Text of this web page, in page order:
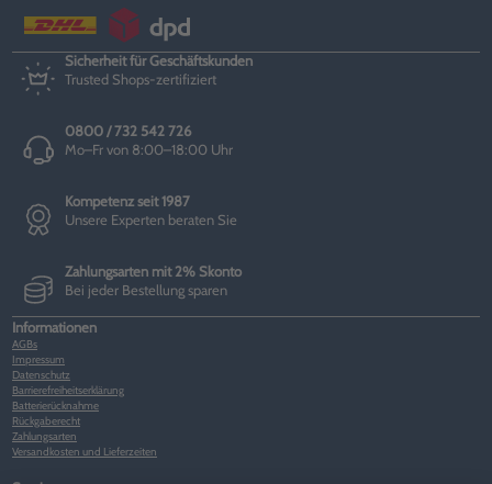
Sicherheit für Geschäftskunden
Trusted Shops-zertifiziert
0800 / 732 542 726
Mo–Fr von 8:00–18:00 Uhr
Kompetenz seit 1987
Unsere Experten beraten Sie
Zahlungsarten mit 2% Skonto
Bei jeder Bestellung sparen
Informationen
AGBs
Impressum
Datenschutz
Barrierefreiheitserklärung
Batterierücknahme
Rückgaberecht
Zahlungsarten
Versandkosten und Lieferzeiten